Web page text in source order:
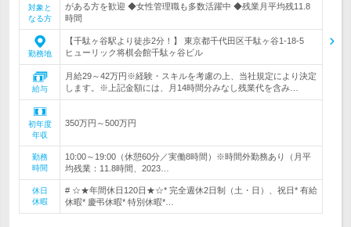
対象と
なる方
がある方を歓迎 ◆女性管理職も多数活躍中 ◆残業月平均残11.8
時間
勤務地
【千駄ヶ谷駅より徒歩2分！】 東京都千代田区千駄ヶ谷1-18-5
ヒューリック将棋会館千駄ヶ谷ビル
給与
月給29～42万円※経験・スキルを考慮の上、当社規定により決定
します。※上記金額には、月14時間分みなし残業代を含み…
初年度
年収
350万円～500万円
勤務
時間
10:00～19:00（休憩60分／実働8時間）※時間外勤務あり（月平
均残業：11.8時間、2023…
休日
休暇
# ☆★年間休日120日★☆* 完全週休2日制（土・日）、祝日* 有給
休暇* 慶弔休暇* 特別休暇*…